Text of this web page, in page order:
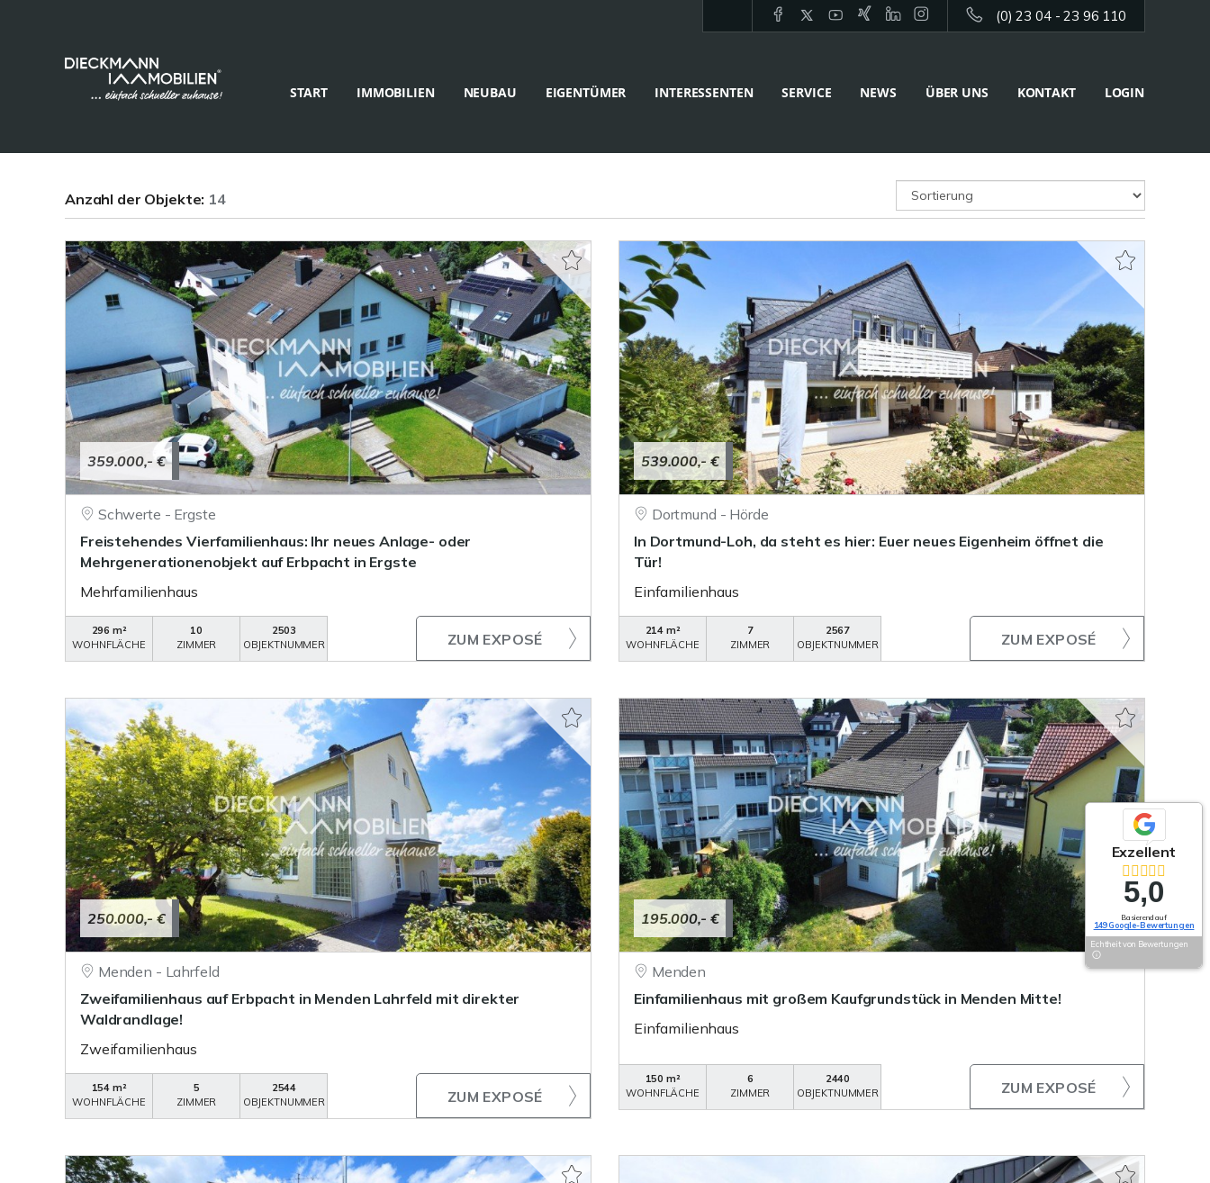
(0) 23 04 - 23 96 110
START IMMOBILIEN NEUBAU EIGENTÜMER INTERESSENTEN SERVICE NEWS ÜBER UNS KONTAKT LOGIN
Anzahl der Objekte: 14
359.000,- €
Schwerte - Ergste
Freistehendes Vierfamilienhaus: Ihr neues Anlage- oder
Mehrgenerationenobjekt auf Erbpacht in Ergste
Mehrfamilienhaus
296 m²
WOHNFLÄCHE
10
ZIMMER
2503
OBJEKTNUMMER
ZUM EXPOSÉ
539.000,- €
Dortmund - Hörde
In Dortmund-Loh, da steht es hier: Euer neues Eigenheim öffnet die
Tür!
Einfamilienhaus
214 m²
WOHNFLÄCHE
7
ZIMMER
2567
OBJEKTNUMMER
ZUM EXPOSÉ
250.000,- €
Menden - Lahrfeld
Zweifamilienhaus auf Erbpacht in Menden Lahrfeld mit direkter
Waldrandlage!
Zweifamilienhaus
154 m²
WOHNFLÄCHE
5
ZIMMER
2544
OBJEKTNUMMER
ZUM EXPOSÉ
195.000,- €
Menden
Einfamilienhaus mit großem Kaufgrundstück in Menden Mitte!
Einfamilienhaus
150 m²
WOHNFLÄCHE
6
ZIMMER
2440
OBJEKTNUMMER
ZUM EXPOSÉ
Exzellent
5,0
Basierend auf
149 Google-Bewertungen
Echtheit von Bewertungen